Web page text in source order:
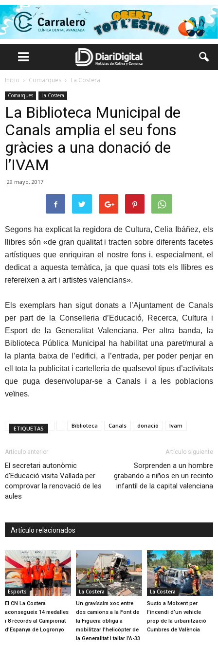
Inicio Comarques La Costera
Comarques La Costera
La Biblioteca Municipal de
Canals amplia el seu fons
gràcies a una donació de
l’IVAM
29 mayo, 2017
Segons ha explicat la regidora de Cultura, Celia Ibáñez, els
llibres són «de gran qualitat i tracten sobre diferents facetes
artístiques que enriquiran el nostre fons i, especialment, el
dedicat a aquesta temàtica, ja que quasi tots els llibres es
refereixen a art i artistes valencians».
Els exemplars han sigut donats a l’Ajuntament de Canals
per part de la Conselleria d’Educació, Recerca, Cultura i
Esport de la Generalitat Valenciana. Per altra banda, la
Biblioteca Pública Municipal ha habilitat una paret/mural a
la planta baixa de l’edifici, a l’entrada, per poder penjar en
ell tota la publicitat i cartelleria de qualsevol tipus d’activitats
que puga desenvolupar-se a Canals i a les poblacions
veïnes.
ETIQUETAS Biblioteca Canals donació Ivam
Artículo anterior
El secretari autonòmic
d’Educació visita Vallada per
comprovar la renovació de les
aules
Artículo siguiente
Sorprenden a un hombre
grabando a niños en un recinto
infantil de la capital valenciana
Artículo relacionados
Esports
El CN La Costera
aconsegueix 14 medalles
i 8 rècords al Campionat
d’Espanya de Logronyo
La Costera
Un gravíssim xoc entre
dos camions a la Font de
la Figuera obliga a
mobilitzar l’helicòpter de
la Generalitat i tallar l’A-33
La Costera
Susto a Moixent per
l’incendi d’un vehicle
prop de la urbanització
Cumbres de València